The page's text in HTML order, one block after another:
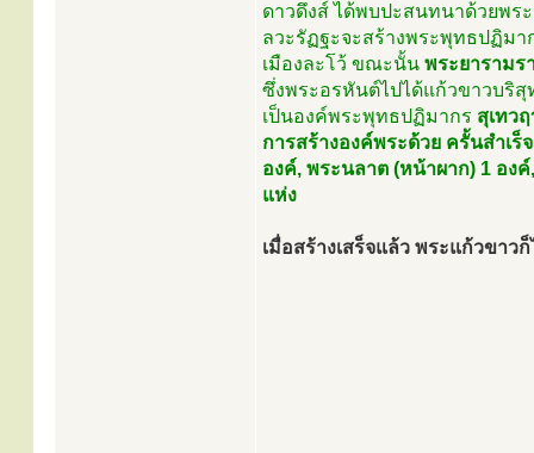
ดาวดึงส์ ได้พบปะสนทนาด้วยพร
ลวะรัฏฐะจะสร้างพระพุทธปฏิมา
เมืองละโว้ ขณะนั้น พระยารามร
ซึ่งพระอรหันต์ไปได้แก้วขาวบริ
เป็นองค์พระพุทธปฏิมากร สุเทว
การสร้างองค์พระด้วย ครั้นสำเ
องค์, พระนลาต (หน้าผาก) 1 อง
แห่ง
เมื่อสร้างเสร็จแล้ว พระแก้วขาว